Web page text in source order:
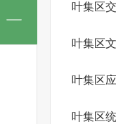
叶集区
叶集区
叶集区